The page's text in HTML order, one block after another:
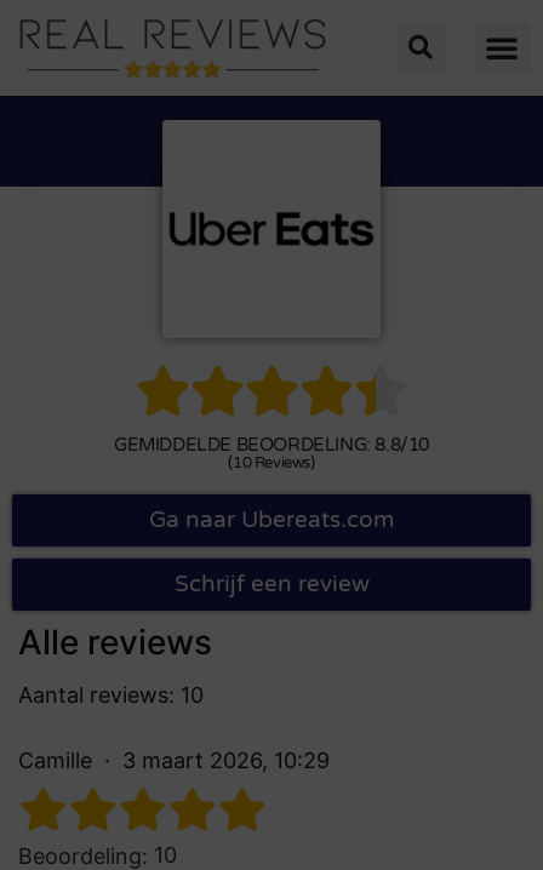

GEMIDDELDE BEOORDELING: 8.8/10
(10 Reviews)
Ga naar Ubereats.com
Schrijf een review
Alle reviews
Aantal reviews: 10
Camille 3 maart 2026, 10:29
Beoordeling: 10